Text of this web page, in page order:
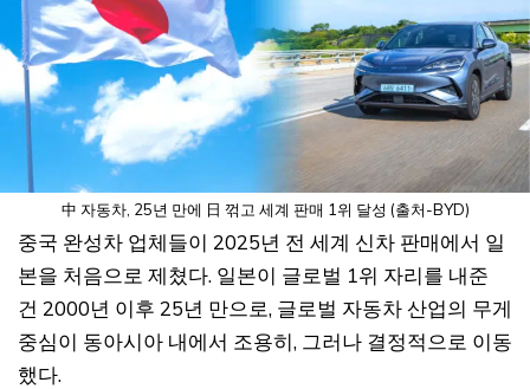
中 자동차, 25년 만에 日 꺾고 세계 판매 1위 달성 (출처-BYD)
중국 완성차 업체들이 2025년 전 세계 신차 판매에서 일
본을 처음으로 제쳤다. 일본이 글로벌 1위 자리를 내준
건 2000년 이후 25년 만으로, 글로벌 자동차 산업의 무게
중심이 동아시아 내에서 조용히, 그러나 결정적으로 이동
했다.